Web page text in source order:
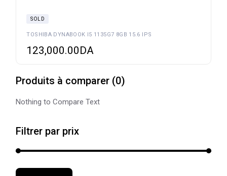
SOLD
TOSHIBA DYNABOOK I5 1135G7 8GB 15.6 IPS
123,000.00DA
Produits à comparer (0)
Nothing to Compare Text
Filtrer par prix